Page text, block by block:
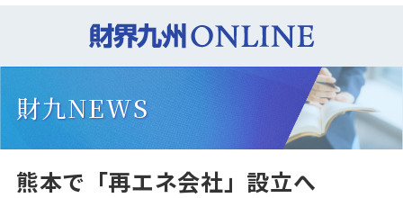
財九NEWS
熊本で「再エネ会社」設立へ